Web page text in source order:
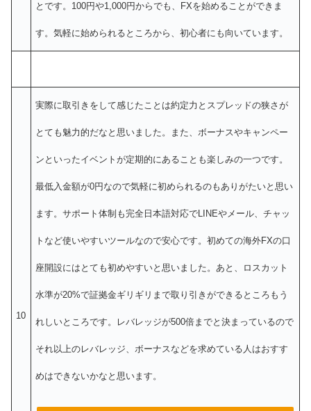
とです。100円や1,000円からでも、FXを始めることができま
す。気軽に始められるところから、初心者にも向いています。
10
実際に取引きをして感じたことは約定力とスプレッドの狭さが
とても魅力的だなと思いました。また、ボーナスやキャンペー
ンといったイベントが定期的にあることも楽しみの一つです。
最低入金額が0円なので気軽に初められるのもありがたいと思い
ます。サポート体制も完全日本語対応でLINEやメール、チャッ
トなど使いやすいツールなので安心です。初めての海外FXの口
座開設にはとても初めやすいと思いました。あと、ロスカット
水準が20%で証拠金ギリギリまで取り引きができるところもう
れしいところです。レバレッジが500倍までと決まっているので
それ以上のレバレッジ、ボーナスなどを求めている人はおすす
めはできないかなと思います。